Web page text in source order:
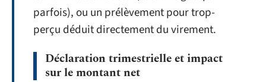
parfois), ou un prélèvement pour trop-
perçu déduit directement du virement.
Déclaration trimestrielle et impact
sur le montant net